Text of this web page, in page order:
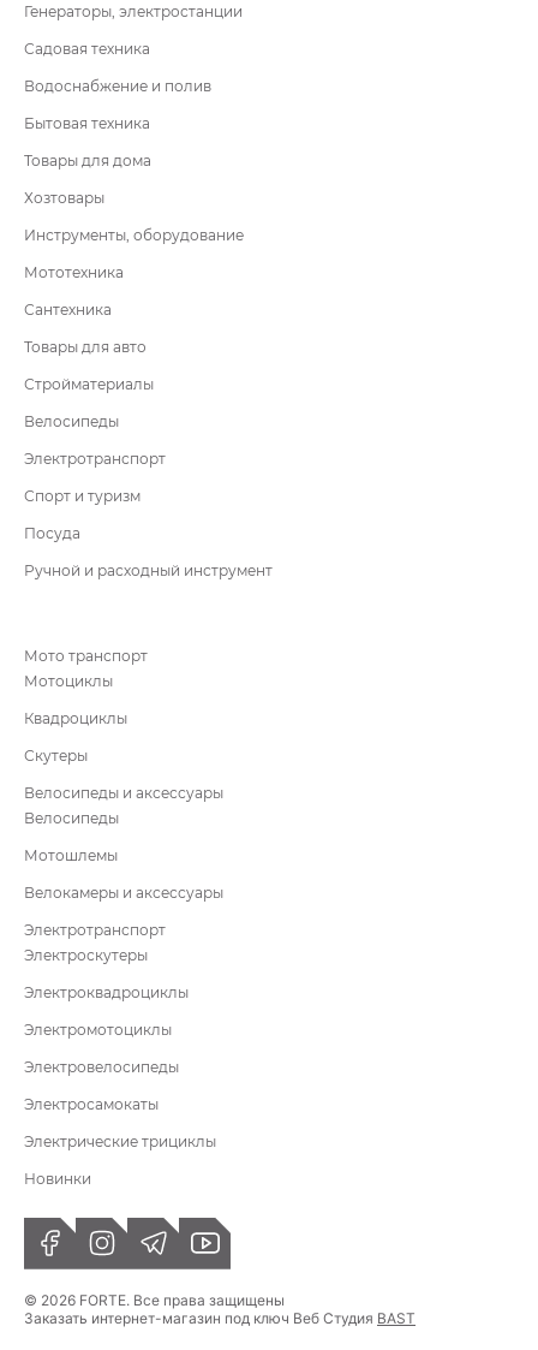
Генераторы, электростанции
Садовая техника
Водоснабжение и полив
Бытовая техника
Товары для дома
Хозтовары
Инструменты, оборудование
Мототехника
Сантехника
Товары для авто
Стройматериалы
Велосипеды
Электротранспорт
Спорт и туризм
Посуда
Ручной и расходный инструмент
Мото транспорт
Мотоциклы
Квадроциклы
Скутеры
Велосипеды и аксессуары
Велосипеды
Мотошлемы
Велокамеры и аксессуары
Электротранспорт
Электроскутеры
Электроквадроциклы
Электромотоциклы
Электровелосипеды
Электросамокаты
Электрические трициклы
Новинки
© 2026 FORTE. Все права защищены
Заказать интернет-магазин под ключ Веб Студия BAST